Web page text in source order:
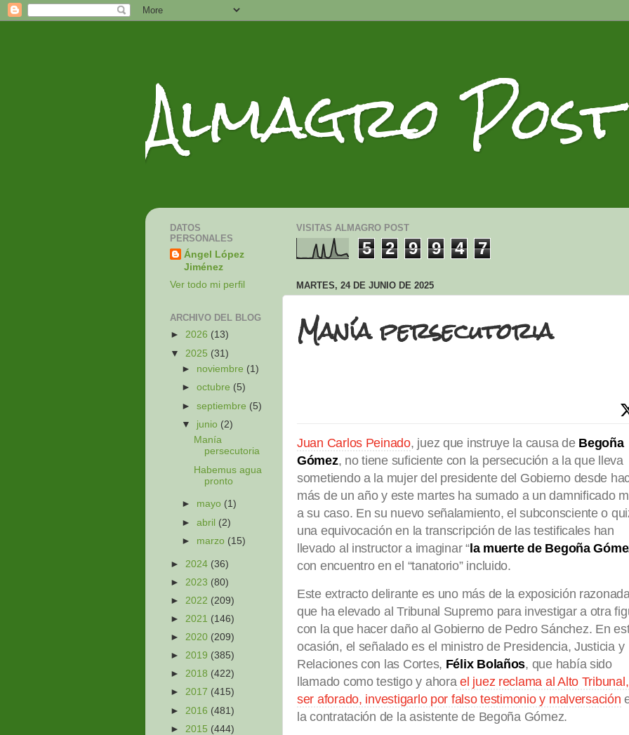
Almagro Post
VISITAS ALMAGRO POST
5 2 9 9 4 7
MARTES, 24 DE JUNIO DE 2025
Manía persecutoria
Juan Carlos Peinado, juez que instruye la causa de Begoña
Gómez, no tiene suficiente con la persecución a la que lleva
sometiendo a la mujer del presidente del Gobierno desde
más de un año y este martes ha sumado a un damnificado
a su caso. En su nuevo señalamiento, el subconsciente o
una equivocación en la transcripción de las testificales han
llevado al instructor a imaginar “la muerte de Begoña
con encuentro en el “tanatorio” incluido.
Este extracto delirante es uno más de la exposición razonada
que ha elevado al Tribunal Supremo para investigar a otra
con la que hacer daño al Gobierno de Pedro Sánchez. En
ocasión, el señalado es el ministro de Presidencia, Justicia y
Relaciones con las Cortes, Félix Bolaños, que había sido
llamado como testigo y ahora el juez reclama al Alto
ser aforado, investigarlo por falso testimonio y malversación
la contratación de la asistente de Begoña Gómez.
DATOS
PERSONALES
Ángel López
Jiménez
Ver todo mi perfil
ARCHIVO DEL BLOG
► 2026 (13)
▼ 2025 (31)
► noviembre (1)
►octubre (5)
►septiembre (5)
▼ junio (2)
Manía
persecutoria
Habemus agua
pronto
► mayo (1)
►abril (2)
► marzo (15)
► 2024 (36)
► 2023 (80)
► 2022 (209)
► 2021 (146)
► 2020 (209)
► 2019 (385)
► 2018 (422)
► 2017 (415)
► 2016 (481)
► 2015 (444)